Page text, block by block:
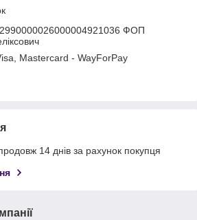
ФОП
Mastercard - WayForPay
14 днів за рахунок покупця